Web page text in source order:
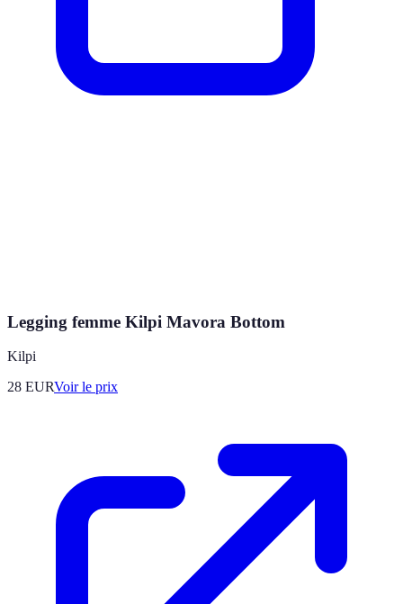
Legging femme Kilpi Mavora Bottom
Kilpi
28 EURVoir le prix